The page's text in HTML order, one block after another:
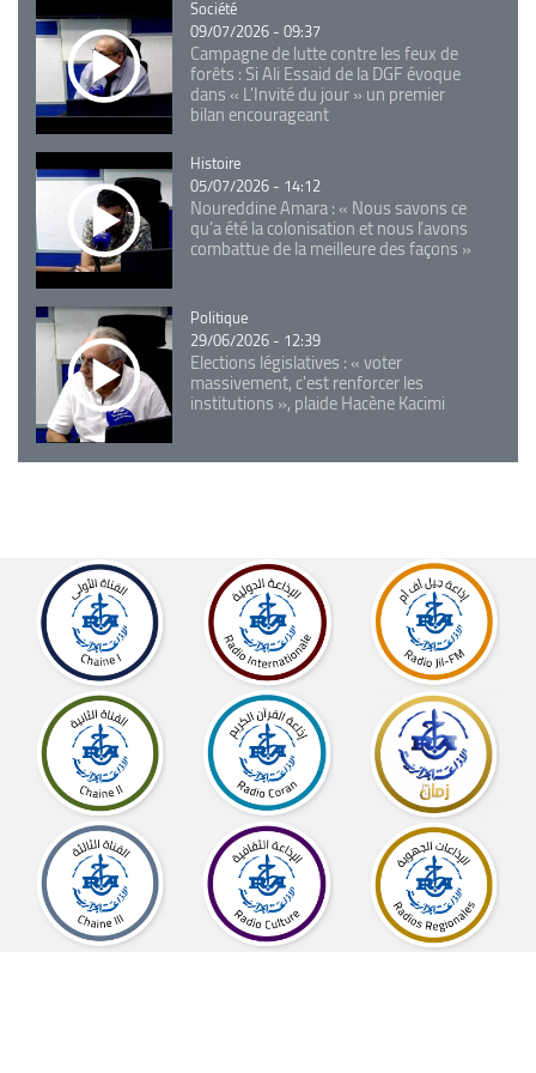
Catégorie
Société
09/07/2026 - 09:37
Campagne de lutte contre les feux de
forêts : Si Ali Essaid de la DGF évoque
dans « L'Invité du jour » un premier
bilan encourageant
Catégorie
Histoire
05/07/2026 - 14:12
Noureddine Amara : « Nous savons ce
qu’a été la colonisation et nous l’avons
combattue de la meilleure des façons »
Catégorie
Politique
29/06/2026 - 12:39
Elections législatives : « voter
massivement, c'est renforcer les
institutions », plaide Hacène Kacimi